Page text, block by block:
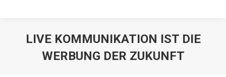
LIVE KOMMUNIKATION IST DIE
WERBUNG DER ZUKUNFT